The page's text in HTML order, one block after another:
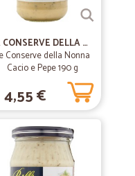
LE CONSERVE DELLA NONNA
Conserve della Nonna
Cacio e Pepe 190 g
4,55 €